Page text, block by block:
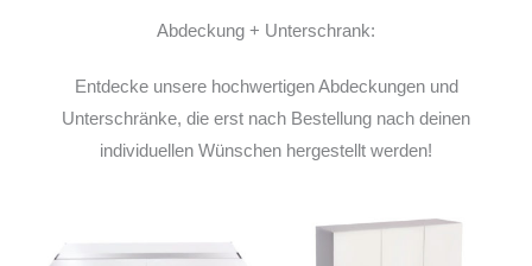
Abdeckung + Unterschrank:
Entdecke unsere hochwertigen Abdeckungen und
Unterschränke, die erst nach Bestellung nach deinen
individuellen Wünschen hergestellt werden!